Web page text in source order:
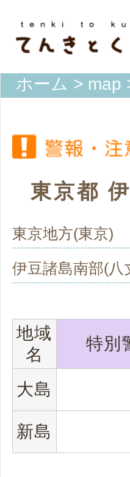
ホーム > map
東京都
東京地方(東京)
伊豆諸島南部(八
地域
名
特別
大島
新島